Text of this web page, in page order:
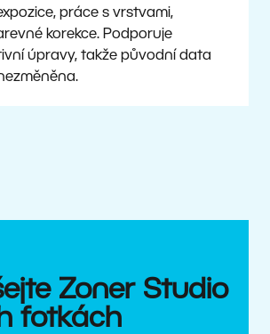
práce s vrstvami,
korekce. Podporuje
úpravy, takže původní data
Zoner Studio
fotkách